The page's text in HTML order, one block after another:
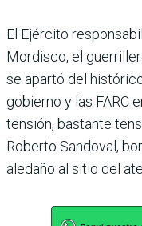
El Ejército
Mordisco, el
se apartó del
gobierno y las FARC
tensión, bastante
Roberto Sandoval,
aledaño al sitio del